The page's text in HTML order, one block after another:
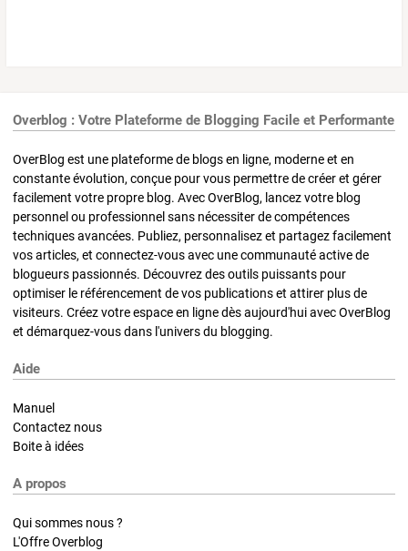
Overblog : Votre Plateforme de Blogging Facile et Performante
OverBlog est une plateforme de blogs en ligne, moderne et en
constante évolution, conçue pour vous permettre de créer et gérer
facilement votre propre blog. Avec OverBlog, lancez votre blog
personnel ou professionnel sans nécessiter de compétences
techniques avancées. Publiez, personnalisez et partagez facilement
vos articles, et connectez-vous avec une communauté active de
blogueurs passionnés. Découvrez des outils puissants pour
optimiser le référencement de vos publications et attirer plus de
visiteurs. Créez votre espace en ligne dès aujourd'hui avec OverBlog
et démarquez-vous dans l'univers du blogging.
Aide
Manuel
Contactez nous
Boite à idées
A propos
Qui sommes nous ?
L'Offre Overblog